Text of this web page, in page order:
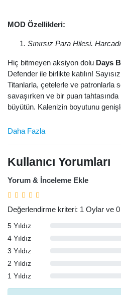
MOD Özellikleri:
Sınırsız Para Hilesi.
Hiç bitmeyen aksiyon dolu Days
Defender ile birlikte katılın!
Titanlarla, çetelerle ve patronlarla
savaşırken ve bir puan
büyütün. Kalenizin boyutunu
Daha Fazla
Kullanıcı Yorumları
Yorum & İnceleme Ekle
Değerlendirme kriteri: 1 Oylar ve 0
5 Yıldız
4 Yıldız
3 Yıldız
2 Yıldız
1 Yıldız